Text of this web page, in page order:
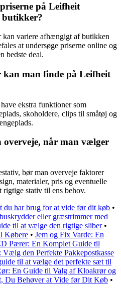
på Leifheit
butikker?
kan variere afhængigt af butikken
at undersøge priserne online og
bedste deal.
man finde på Leifheit
ekstra funktioner som
skoholdere, clips til småtøj og
når man vælger
bør man overveje faktorer
materialer, pris og eventuelle
stativ til ens behov.
du har brug for at vide før dit køb •
eller græstrimmer med
til at vælge den rigtige sliber•
Købere • Jem og Fix Varde: En
Pærer: En Komplet Guide til
Vælg den Perfekte Pakkepostkasse
til at vælge det perfekte sæt til
En Guide til Valg af Kloakrør og
Du Behøver at Vide før Dit Køb •